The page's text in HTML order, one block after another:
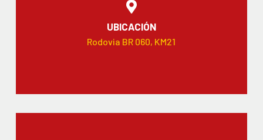
UBICACIÓN
Rodovia BR 060, KM21